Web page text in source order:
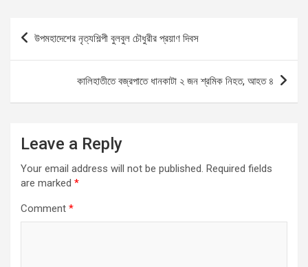
ce
o
ail at
s
A
p
p
se
n
g
er
ar
Post
navigation
উপমহাদেশের নৃত্যশিল্পী বুলবুল চৌধুরীর প্রয়াণ দিবস
কালিহাতীতে বজ্রপাতে ধানকাটা ২ জন শ্রমিক নিহত, আহত ৪
Leave a Reply
Your email address will not be published. Required fields
are marked *
Comment *